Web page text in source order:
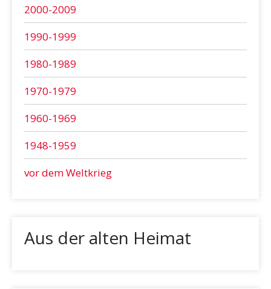
2000-2009
1990-1999
1980-1989
1970-1979
1960-1969
1948-1959
vor dem Weltkrieg
Aus der alten Heimat